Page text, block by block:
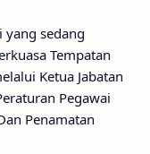
yang sedang
Tempatan
Ketua Jabatan
Pegawai
Penamatan